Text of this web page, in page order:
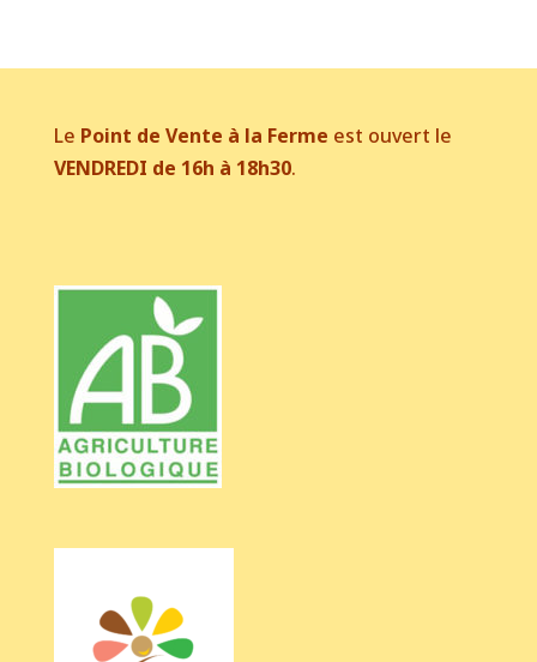
Le Point de Vente à la Ferme est ouvert le
VENDREDI de 16h à 18h30.